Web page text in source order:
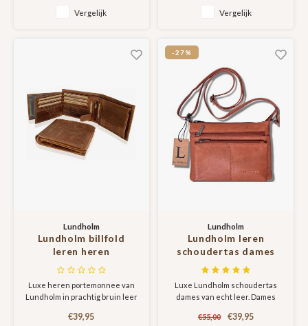
portemonnee heeft
portemonnee beschermt voor
Vergelijk Vergelijk
Lundholm
Lundholm billfold
leren heren
portemonnee met
RFID bescherming -
bruin
Luxe heren portemonnee van
Lundholm in prachtig bruin leer
€39,95
-27%
Lundholm
Lundholm leren
schoudertas dames
groot bruin -
schoudertassen
dames leer tas dames
schoudertas |
Lundholm Kopenhagen
Luxe Lundholm schoudertas
dames van echt leer. Dames
ideaal formaat en met vele
€55,00 €39,95